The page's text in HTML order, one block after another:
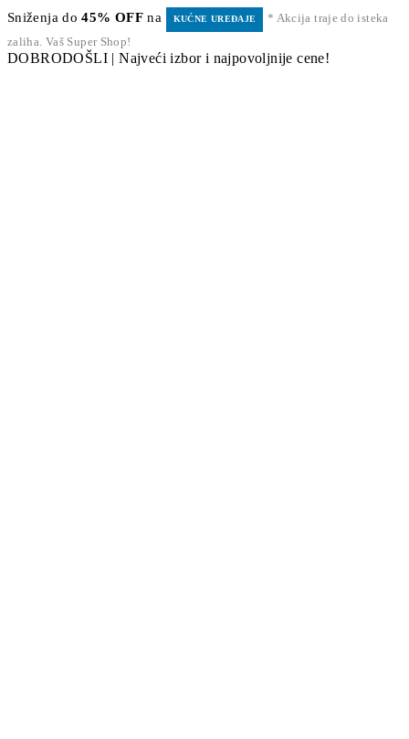
Sniženja do45% OFF na KUĆNE UREĐAJE
* Akcija traje do isteka
zaliha. Vaš Super Shop!
DOBRODOŠLI | Najveći izbor i najpovoljnije cene!